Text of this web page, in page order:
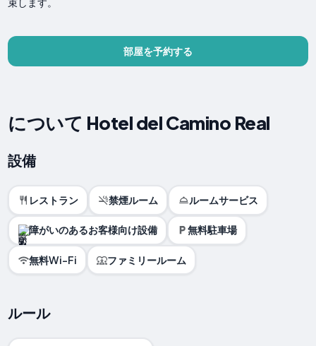
部屋を予約する
について Hotel del Camino Real
設備
レストラン 禁煙ルーム ルームサービス
障がいのあるお客様向け設備 無料駐車場
無料Wi-Fi ファミリールーム
ルール